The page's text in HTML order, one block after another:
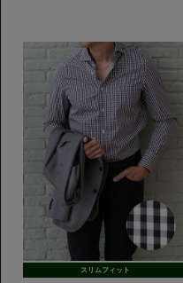
スリムフィット